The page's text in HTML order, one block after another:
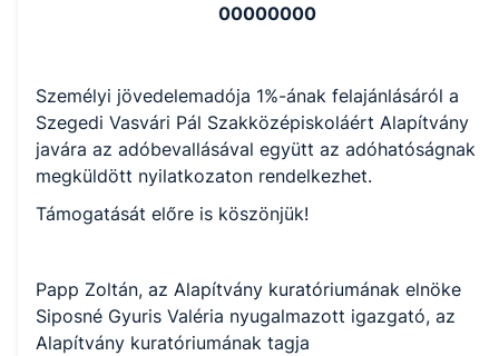
00000000
Személyi jövedelemadója 1%-ának felajánlásáról a
Szegedi Vasvári Pál Szakközépiskoláért Alapítvány
javára az adóbevallásával együtt az adóhatóságnak
megküldött nyilatkozaton rendelkezhet.
Támogatását előre is köszönjük!
Papp Zoltán, az Alapítvány kuratóriumának elnöke
Siposné Gyuris Valéria nyugalmazott igazgató, az
Alapítvány kuratóriumának tagja